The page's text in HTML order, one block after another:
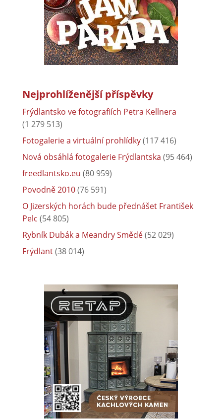
Nejprohlíženější příspěvky
Frýdlantsko ve fotografiích Petra Kellnera
(1 279 513)
Fotogalerie a virtuální prohlídky(117 416)
Nová obsáhlá fotogalerie Frýdlantska (95 464)
freedlantsko.eu (80 959)
Povodně 2010(76 591)
O Jizerských horách bude přednášet František
Pelc (54 805)
Rybník Dubák a Meandry Smědé(52 029)
Frýdlant(38 014)